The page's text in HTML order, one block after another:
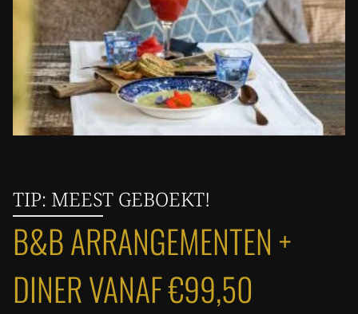
TIP: MEEST GEBOEKT!
B&B ARRANGEMENTEN +
DINER VANAF €99,50